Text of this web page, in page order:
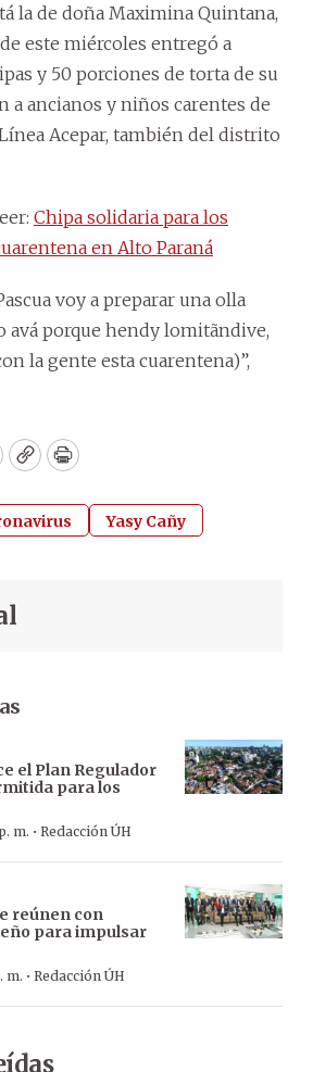
la de doña Maximina Quintana,
este miércoles entregó a
y 50 porciones de torta de su
a ancianos y niños carentes de
Acepar, también del distrito
Chipa solidaria para los
en Alto Paraná
voy a preparar una olla
avá porque hendy lomitãndive,
la gente esta cuarentena)”,
CopyPrint
Yasy Cañy
el Plan Regulador
para los
m. · Redacción ÚH
reúnen con
para impulsar
m. · Redacción ÚH